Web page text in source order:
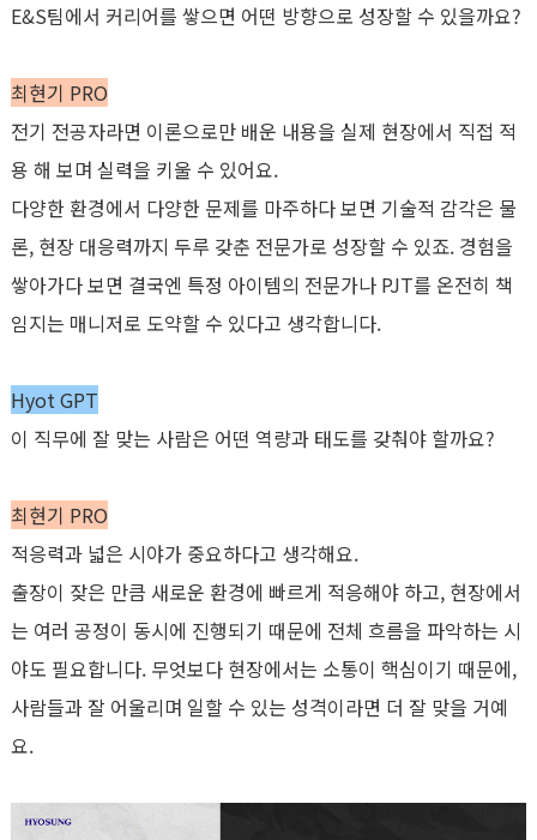
E&S팀에서 커리어를 쌓으면 어떤 방향으로 성장할 수 있을까요?
최현기 PRO
전기 전공자라면 이론으로만 배운 내용을 실제 현장에서 직접 적
용 해 보며 실력을 키울 수 있어요.
다양한 환경에서 다양한 문제를 마주하다 보면 기술적 감각은 물
론, 현장 대응력까지 두루 갖춘 전문가로 성장할 수 있죠. 경험을
쌓아가다 보면 결국엔 특정 아이템의 전문가나 PJT를 온전히 책
임지는 매니저로 도약할 수 있다고 생각합니다.
Hyot GPT
이 직무에 잘 맞는 사람은 어떤 역량과 태도를 갖춰야 할까요?
최현기 PRO
적응력과 넓은 시야가 중요하다고 생각해요.
출장이 잦은 만큼 새로운 환경에 빠르게 적응해야 하고, 현장에서
는 여러 공정이 동시에 진행되기 때문에 전체 흐름을 파악하는 시
야도 필요합니다. 무엇보다 현장에서는 소통이 핵심이기 때문에,
사람들과 잘 어울리며 일할 수 있는 성격이라면 더 잘 맞을 거예
요.